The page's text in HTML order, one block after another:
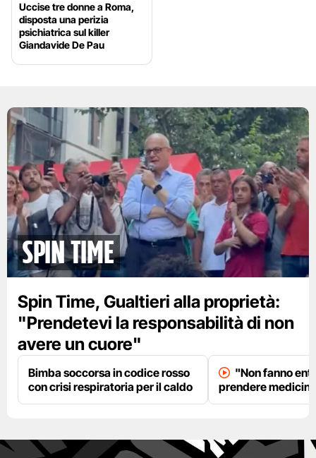
Uccise tre donne a Roma,
disposta una perizia
psichiatrica sul killer
Giandavide De Pau
spin time
Spin Time, Gualtieri alla proprietà:
"Prendetevi la responsabilità di non
avere un cuore"
Bimba soccorsa in codice rosso
con crisi respiratoria per il caldo
"Non fanno
prendere